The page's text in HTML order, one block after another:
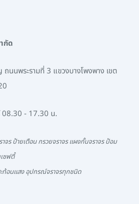
กัด
นนพระรามที่ 3 แขวงบางโพงพาง เขต
08.30 - 17.30 น.
จร ป้ายเตือน กรวยจราจร แผงกั้นจราจร ป้อม
ซฟตี้
ท้อนแสง อุปกรณ์จราจรทุกชนิด